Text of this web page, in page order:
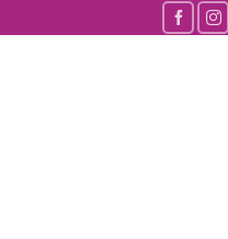
to